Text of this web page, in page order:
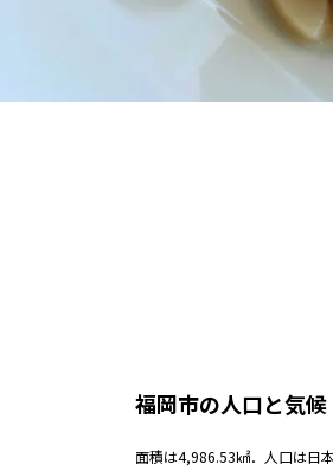
福岡市の人口と気候
面積は4,986.53㎢．人口は日